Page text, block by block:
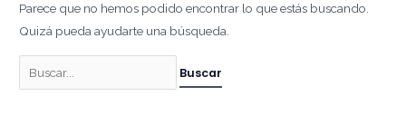
Parece que no hemos podido encontrar lo que estás buscando.
Quizá pueda ayudarte una búsqueda.